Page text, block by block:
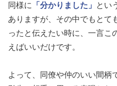
同様に 「分かりました」
とい
ありますが、その中でもとて
ったと伝えたい時に、一言こ
えばいいだけです。
よって、同僚や仲のいい間柄